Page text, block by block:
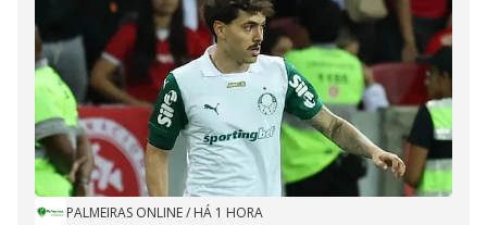
PALMEIRAS ONLINE/ HÁ 1 HORA